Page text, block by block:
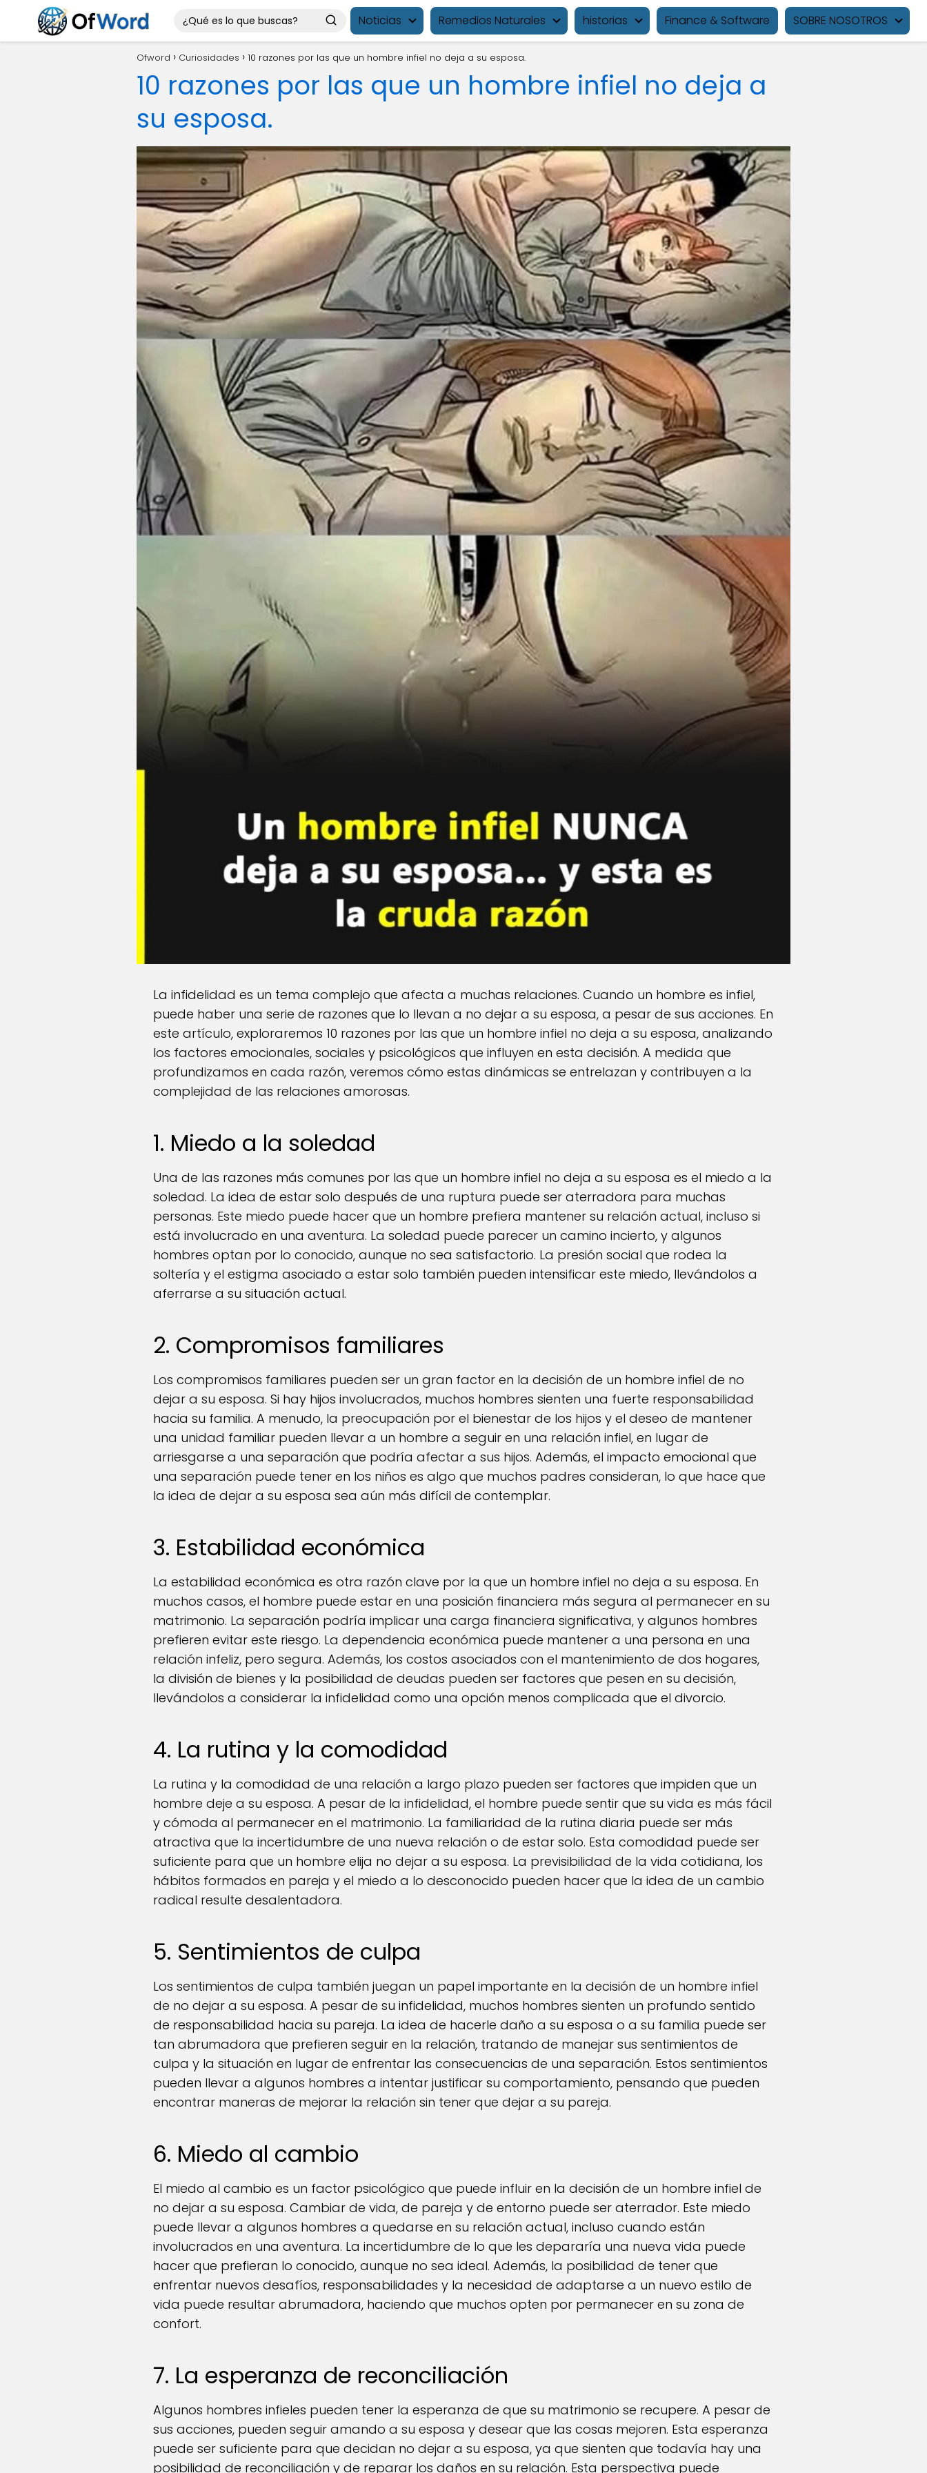
Noticias Remedios Naturales historias Finance & Software SOBRE NOSOTROS
Ofword Curiosidades 10 razones por las que un hombre infiel no deja a su esposa.
10 razones por las que un hombre infiel no deja a
su esposa.
La infidelidad es un tema complejo que afecta a muchas relaciones. Cuando un hombre es infiel,
puede haber una serie de razones que lo llevan a no dejar a su esposa, a pesar de sus acciones. En
este artículo, exploraremos 10 razones por las que un hombre infiel no deja a su esposa, analizando
los factores emocionales, sociales y psicológicos que influyen en esta decisión. A medida que
profundizamos en cada razón, veremos cómo estas dinámicas se entrelazan y contribuyen a la
complejidad de las relaciones amorosas.
1. Miedo a la soledad
Una de las razones más comunes por las que un hombre infiel no deja a su esposa es el miedo a la
soledad. La idea de estar solo después de una ruptura puede ser aterradora para muchas
personas. Este miedo puede hacer que un hombre prefiera mantener su relación actual, incluso si
está involucrado en una aventura. La soledad puede parecer un camino incierto, y algunos
hombres optan por lo conocido, aunque no sea satisfactorio. La presión social que rodea la
soltería y el estigma asociado a estar solo también pueden intensificar este miedo, llevándolos a
aferrarse a su situación actual.
2. Compromisos familiares
Los compromisos familiares pueden ser un gran factor en la decisión de un hombre infiel de no
dejar a su esposa. Si hay hijos involucrados, muchos hombres sienten una fuerte responsabilidad
hacia su familia. A menudo, la preocupación por el bienestar de los hijos y el deseo de mantener
una unidad familiar pueden llevar a un hombre a seguir en una relación infiel, en lugar de
arriesgarse a una separación que podría afectar a sus hijos. Además, el impacto emocional que
una separación puede tener en los niños es algo que muchos padres consideran, lo que hace que
la idea de dejar a su esposa sea aún más difícil de contemplar.
3. Estabilidad económica
La estabilidad económica es otra razón clave por la que un hombre infiel no deja a su esposa. En
muchos casos, el hombre puede estar en una posición financiera más segura al permanecer en su
matrimonio. La separación podría implicar una carga financiera significativa, y algunos hombres
prefieren evitar este riesgo. La dependencia económica puede mantener a una persona en una
relación infeliz, pero segura. Además, los costos asociados con el mantenimiento de dos hogares,
la división de bienes y la posibilidad de deudas pueden ser factores que pesen en su decisión,
llevándolos a considerar la infidelidad como una opción menos complicada que el divorcio.
4. La rutina y la comodidad
La rutina y la comodidad de una relación a largo plazo pueden ser factores que impiden que un
hombre deje a su esposa. A pesar de la infidelidad, el hombre puede sentir que su vida es más fácil
y cómoda al permanecer en el matrimonio. La familiaridad de la rutina diaria puede ser más
atractiva que la incertidumbre de una nueva relación o de estar solo. Esta comodidad puede ser
suficiente para que un hombre elija no dejar a su esposa. La previsibilidad de la vida cotidiana, los
hábitos formados en pareja y el miedo a lo desconocido pueden hacer que la idea de un cambio
radical resulte desalentadora.
5. Sentimientos de culpa
Los sentimientos de culpa también juegan un papel importante en la decisión de un hombre infiel
de no dejar a su esposa. A pesar de su infidelidad, muchos hombres sienten un profundo sentido
de responsabilidad hacia su pareja. La idea de hacerle daño a su esposa o a su familia puede ser
tan abrumadora que prefieren seguir en la relación, tratando de manejar sus sentimientos de
culpa y la situación en lugar de enfrentar las consecuencias de una separación. Estos sentimientos
pueden llevar a algunos hombres a intentar justificar su comportamiento, pensando que pueden
encontrar maneras de mejorar la relación sin tener que dejar a su pareja.
6. Miedo al cambio
El miedo al cambio es un factor psicológico que puede influir en la decisión de un hombre infiel de
no dejar a su esposa. Cambiar de vida, de pareja y de entorno puede ser aterrador. Este miedo
puede llevar a algunos hombres a quedarse en su relación actual, incluso cuando están
involucrados en una aventura. La incertidumbre de lo que les depararía una nueva vida puede
hacer que prefieran lo conocido, aunque no sea ideal. Además, la posibilidad de tener que
enfrentar nuevos desafíos, responsabilidades y la necesidad de adaptarse a un nuevo estilo de
vida puede resultar abrumadora, haciendo que muchos opten por permanecer en su zona de
confort.
7. La esperanza de reconciliación
Algunos hombres infieles pueden tener la esperanza de que su matrimonio se recupere. A pesar de
sus acciones, pueden seguir amando a su esposa y desear que las cosas mejoren. Esta esperanza
puede ser suficiente para que decidan no dejar a su esposa, ya que sienten que todavía hay una
posibilidad de reconciliación y de reparar los daños en su relación. Esta perspectiva puede